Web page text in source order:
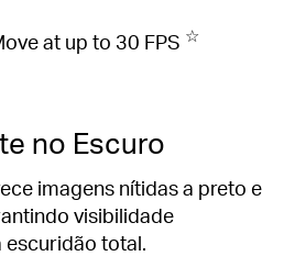
at up to 30 FPS ☆
no Escuro
imagens nítidas a preto e
visibilidade
total.